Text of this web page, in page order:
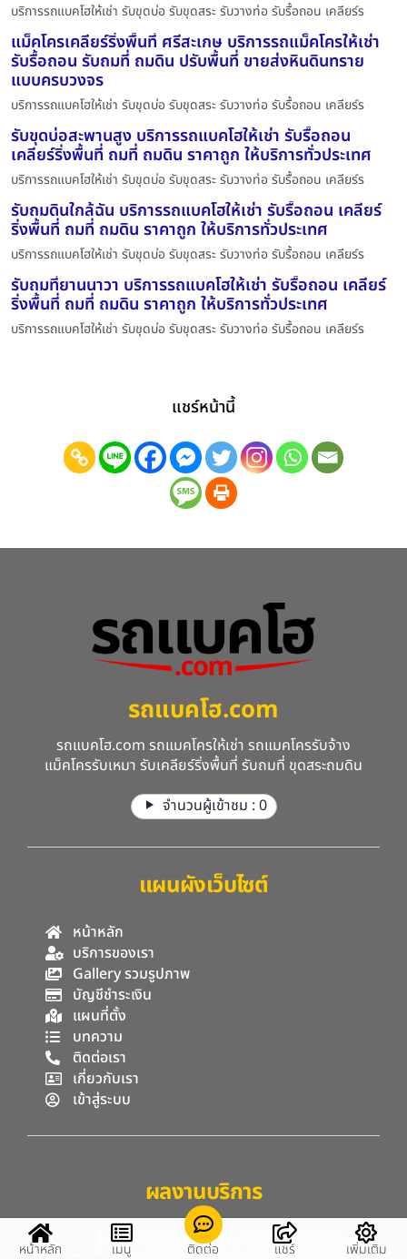
บริการรถแบคโฮให้เช่า รับขุดบ่อ รับขุดสระ รับวางท่อ รับรื้อถอน เคลียร์ร
แม็คโครเคลียร์ริ่งพื้นที่ ศรีสะเกษ บริการรถแม็คโครให้เช่า
รับรื้อถอน รับถมที่ ถมดิน ปรับพื้นที่ ขายส่งหินดินทราย
แบบครบวงจร
บริการรถแบคโฮให้เช่า รับขุดบ่อ รับขุดสระ รับวางท่อ รับรื้อถอน เคลียร์ร
รับขุดบ่อสะพานสูง บริการรถแบคโฮให้เช่า รับรื้อถอน
เคลียร์ริ่งพื้นที่ ถมที่ ถมดิน ราคาถูก ให้บริการทั่วประเทศ
บริการรถแบคโฮให้เช่า รับขุดบ่อ รับขุดสระ รับวางท่อ รับรื้อถอน เคลียร์ร
รับถมดินใกล้ฉัน บริการรถแบคโฮให้เช่า รับรื้อถอน เคลียร์
ริ่งพื้นที่ ถมที่ ถมดิน ราคาถูก ให้บริการทั่วประเทศ
บริการรถแบคโฮให้เช่า รับขุดบ่อ รับขุดสระ รับวางท่อ รับรื้อถอน เคลียร์ร
รับถมที่ยานนาวา บริการรถแบคโฮให้เช่า รับรื้อถอน เคลียร์
ริ่งพื้นที่ ถมที่ ถมดิน ราคาถูก ให้บริการทั่วประเทศ
บริการรถแบคโฮให้เช่า รับขุดบ่อ รับขุดสระ รับวางท่อ รับรื้อถอน เคลียร์ร
แชร์หน้านี้
รถแบคโฮ.com
รถแบคโฮ.com รถแมคโครให้เช่า รถแมคโครรับจ้าง
แม็คโครรับเหมา รับเคลียร์ริ่งพื้นที่ รับถมที่ ขุดสระถมดิน
จำนวนผู้เข้าชม : 0
แผนผังเว็บไซต์
หน้าหลัก
บริการของเรา
Gallery รวมรูปภาพ
บัญชีชำระเงิน
แผนที่ตั้ง
บทความ
ติดต่อเรา
เกี่ยวกับเรา
เข้าสู่ระบบ
ผลงานบริการ
รับเคลียร์ริ่งพื้นที่บ้านคา บริการรถแบคโฮให้เช่า รับรื้อ
ถอน เคลียร์ริ่งพื้นที่ ถมที่ ถมดิน ราคาถูก ให้บริการ
หน้าหลัก เมนู ติดต่อ แชร์ เพิ่มเติม